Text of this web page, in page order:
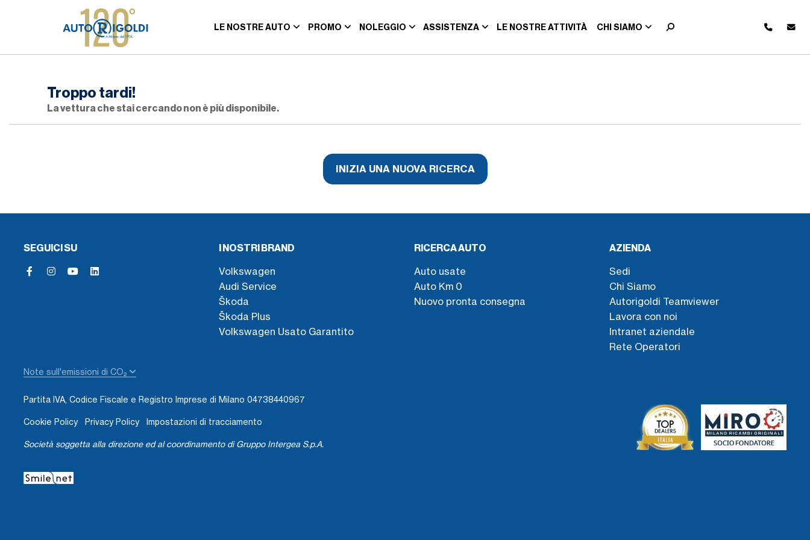
LE NOSTRE AUTO PROMO NOLEGGIO ASSISTENZA LE NOSTRE ATTIVITÀ CHI SIAMO
Troppo tardi!
La vettura che stai cercando non è più disponibile.
INIZIA UNA NUOVA RICERCA
SEGUICI SU I NOSTRI BRAND
Volkswagen
Audi Service
Škoda
Škoda Plus
Volkswagen Usato Garantito
RICERCA AUTO
Auto usate
Auto Km 0
Nuovo pronta consegna
AZIENDA
Sedi
Chi Siamo
Autorigoldi Teamviewer
Lavora con noi
Intranet aziendale
Rete Operatori
Note sull'emissioni di CO₂
Partita IVA, Codice Fiscale e Registro Imprese di Milano 04738440967
Cookie Policy Privacy Policy Impostazioni di tracciamento
Società soggetta alla direzione ed al coordinamento di Gruppo Intergea S.p.A.